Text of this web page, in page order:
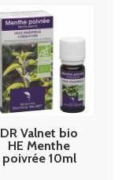
DR Valnet bio
HE Menthe
poivrée 10ml